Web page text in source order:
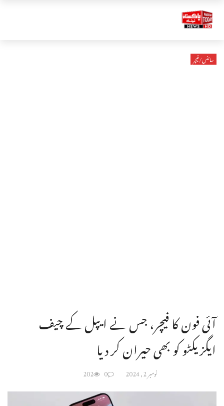
سائنس/فیچر
آئی فون کا فیچر، جس نے ایپل کے چیف
ایگزیکٹو کو بھی حیران کر دیا
نومبر 2, 2024 0
202